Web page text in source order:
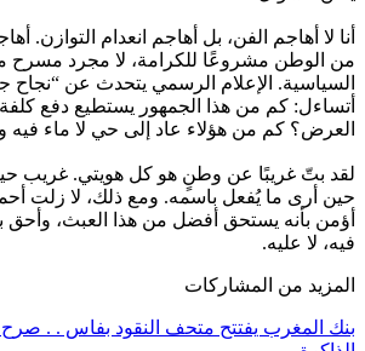
أنا لا أهاجم الفن، بل أهاجم انعدام التوازن.
من الوطن مشروعًا للكرامة، لا مجرد مسرح
السياسية. الإعلام الرسمي يتحدث عن “نجاح
أتساءل: كم من هذا الجمهور يستطيع دفع كلفة
العرض؟ كم من هؤلاء عاد إلى حي لا ماء فيه
لقد بتّ غريبًا عن وطنٍ هو كل هويتي. غريب
حين أرى ما يُفعل باسمه. ومع ذلك، لا زلت
أؤمن بأنه يستحق أفضل من هذا العبث، وأحق
فيه، لا عليه.
المزيد من المشاركات
بنك المغرب يفتتح متحف النقود بفاس . . صرح